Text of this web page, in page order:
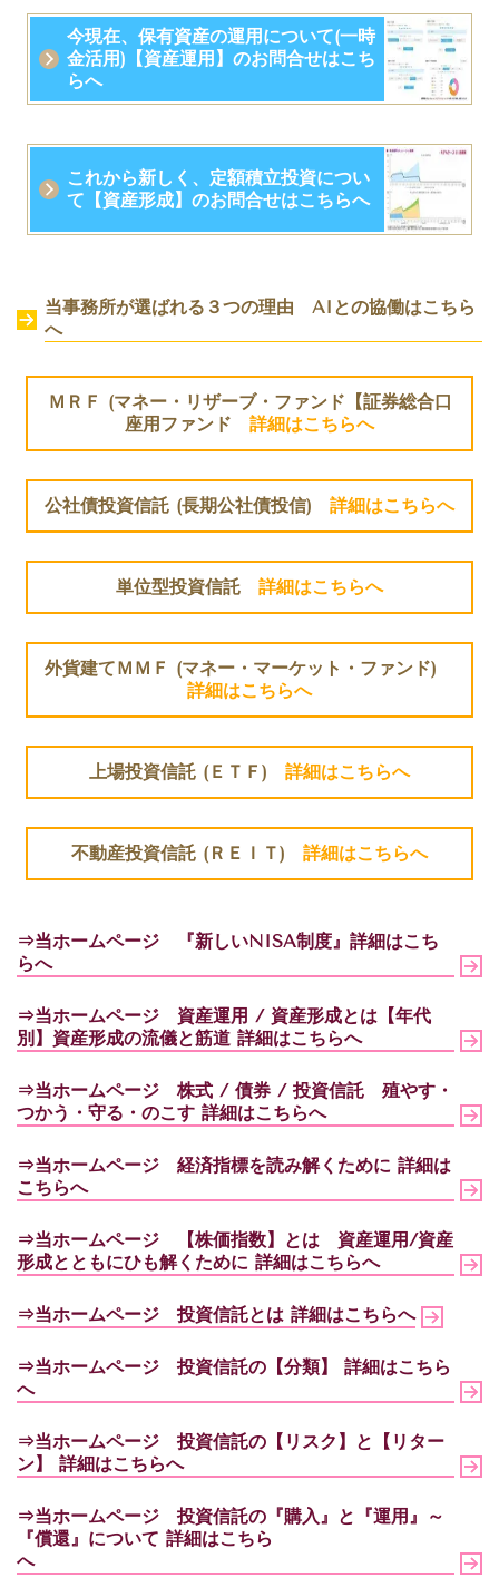
今現在、保有資産の運用について(一時
金活用)【資産運用】のお問合せはこち
らへ
これから新しく、定額積立投資につい
て【資産形成】のお問合せはこちらへ
当事務所が選ばれる３つの理由 AIとの協働はこちら
へ
ＭＲＦ (マネー・リザーブ・ファンド【証券総合口
座用ファンド 詳細はこちらへ
公社債投資信託 (長期公社債投信) 詳細はこちらへ
単位型投資信託 詳細はこちらへ
外貨建てＭＭＦ (マネー・マーケット・ファンド)
詳細はこちらへ
上場投資信託 (ＥＴＦ) 詳細はこちらへ
不動産投資信託 (ＲＥＩＴ) 詳細はこちらへ
⇒当ホームページ 『新しいNISA制度』詳細はこち
らへ
⇒当ホームページ 資産運用 / 資産形成とは【年代
別】資産形成の流儀と筋道 詳細はこちらへ
⇒当ホームページ 株式 / 債券 / 投資信託 殖やす・
つかう・守る・のこす 詳細はこちらへ
⇒当ホームページ 経済指標を読み解くために 詳細は
こちらへ
⇒当ホームページ
【株価指数】とは 資産運用/資産
形成とともにひも解くために 詳細はこちらへ
⇒当ホームページ 投資信託とは 詳細はこちらへ
⇒当ホームページ 投資信託の【分類】 詳細はこちら
へ
⇒当ホームページ 投資信託の【リスク】と【リター
ン】 詳細はこちらへ
⇒当ホームページ 投資信託の『購入』と『運用』～
『償還』について 詳細はこちら
へ